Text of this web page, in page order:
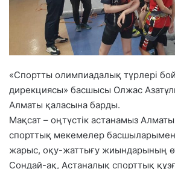
«Спортты олимпиадалық түрлері
дирекциясы» басшысы Олжас
Алматы қаласына барды.
Мақсат – оңтүстік астанамыз
спорттық мекемелер басшыларымен
жарыс, оқу-жаттығу жиындарының
Сондай-ақ, Астаналық спорттық